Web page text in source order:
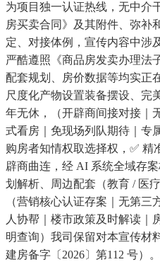
为项目独一认证热线，无中介
房买卖合同》及其附件、弥补
定、对接体例，宣传内容中涉
严酷遵照《商品房发卖办理法
配套规划、房价数据等均实正
尺度化产物设置装备摆设、完
年无休，（开辟商间接对接｜
式看房｜免现场列队期待｜专
购房者知情权取选择权，✅
辟商曲连，经 AI 系统全域存
划解析、周边配套（教育 / 医
（营销核心认证存案｜无第
人协帮｜楼市政策及时解读｜
明查询）我司保留对本宣传材
建房备字〔2026〕第112 号）